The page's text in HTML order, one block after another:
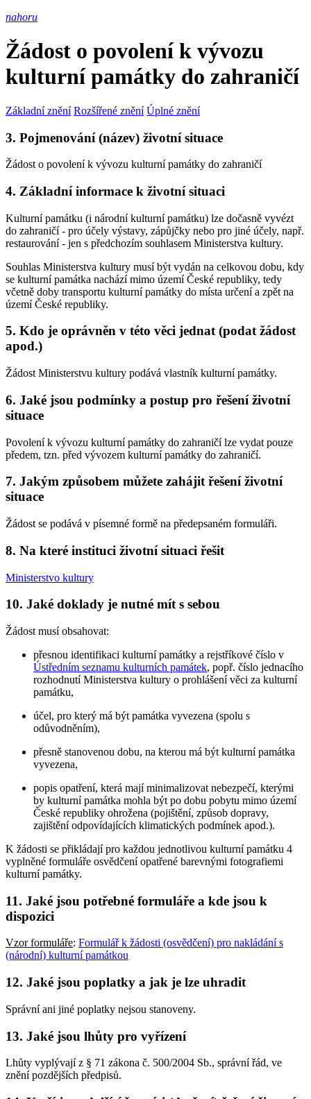
nahoru
Žádost o povolení k vývozu
kulturní památky do zahraničí
Základní znění Rozšířené znění Úplné znění
3. Pojmenování (název) životní situace
Žádost o povolení k vývozu kulturní památky do zahraničí
4. Základní informace k životní situaci
Kulturní památku (i národní kulturní památku) lze dočasně vyvézt
do zahraničí - pro účely výstavy, zápůjčky nebo pro jiné účely, např.
restaurování - jen s předchozím souhlasem Ministerstva kultury.
Souhlas Ministerstva kultury musí být vydán na celkovou dobu, kdy
se kulturní památka nachází mimo území České republiky, tedy
včetně doby transportu kulturní památky do místa určení a zpět na
území České republiky.
5. Kdo je oprávněn v této věci jednat (podat žádost
apod.)
Žádost Ministerstvu kultury podává vlastník kulturní památky.
6. Jaké jsou podmínky a postup pro řešení životní
situace
Povolení k vývozu kulturní památky do zahraničí lze vydat pouze
předem, tzn. před vývozem kulturní památky do zahraničí.
7. Jakým způsobem můžete zahájit řešení životní
situace
Žádost se podává v písemné formě na předepsaném formuláři.
8. Na které instituci životní situaci řešit
Ministerstvo kultury
10. Jaké doklady je nutné mít s sebou
Žádost musí obsahovat:
přesnou identifikaci kulturní památky a rejstříkové číslo v
Ústředním seznamu kulturních památek, popř. číslo jednacího
rozhodnutí Ministerstva kultury o prohlášení věci za kulturní
památku,
účel, pro který má být památka vyvezena (spolu s
odůvodněním),
přesně stanovenou dobu, na kterou má být kulturní památka
vyvezena,
popis opatření, která mají minimalizovat nebezpečí, kterými
by kulturní památka mohla být po dobu pobytu mimo území
České republiky ohrožena (pojištění, způsob dopravy,
zajištění odpovídajících klimatických podmínek apod.).
K žádosti se přikládají pro každou jednotlivou kulturní památku 4
vyplněné formuláře osvědčení opatřené barevnými fotografiemi
kulturní památky.
11. Jaké jsou potřebné formuláře a kde jsou k
dispozici
Vzor formuláře: Formulář k žádosti (osvědčení) pro nakládání s
(národní) kulturní památkou
12. Jaké jsou poplatky a jak je lze uhradit
Správní ani jiné poplatky nejsou stanoveny.
13. Jaké jsou lhůty pro vyřízení
Lhůty vyplývají z § 71 zákona č. 500/2004 Sb., správní řád, ve
znění pozdějších předpisů.